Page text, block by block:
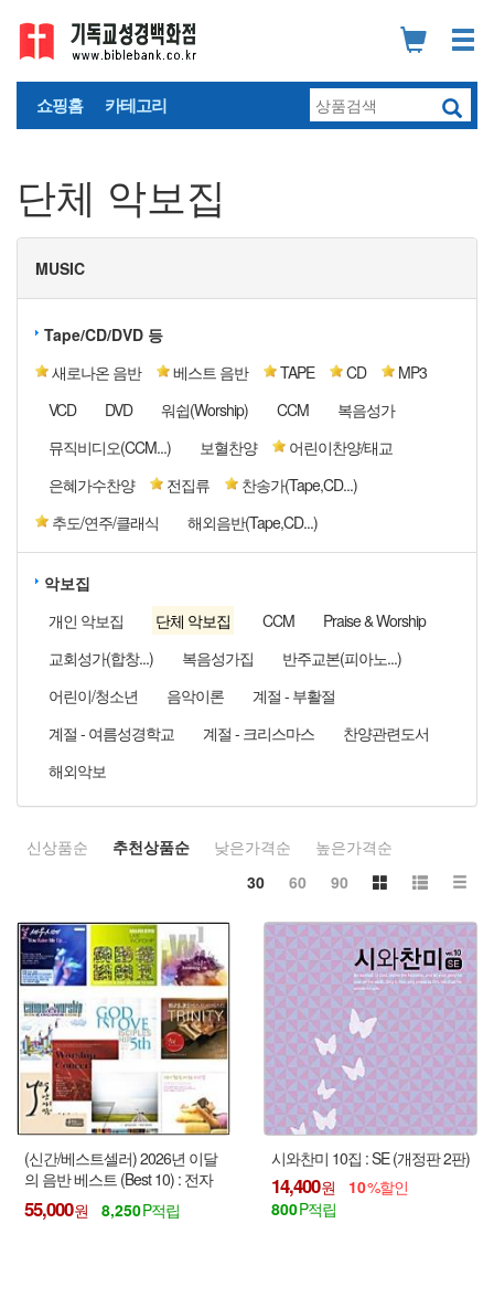
쇼핑홈 카테고리
단체 악보집
MUSIC
Tape/CD/DVD 등
새로나온 음반
베스트 음반 TAPE CD
MP3
VCD
DVD 워쉽(Worship) CCM
복음성가
뮤직비디오(CCM...)
보혈찬양
어린이찬양/태교
은혜가수찬양
전집류
찬송가(Tape,CD...)
추도/연주/클래식
해외음반(Tape,CD...)
악보집
개인 악보집
단체 악보집 CCM
Praise & Worship
교회성가(합창...)
복음성가집
반주교본(피아노...)
어린이/청소년
음악이론
계절 - 부활절
계절 - 여름성경학교
계절 - 크리스마스
찬양관련도서
해외악보
신상품순 추천상품순 낮은가격순
높은가격순
30
60 90
(신간/베스트셀러) 2026년 이달
의 음반 베스트 (Best 10) : 전자
성경/CD / USB음반
55,000 8,250
시와찬미 10집 : SE (개정판 2판)
14,400
10
800